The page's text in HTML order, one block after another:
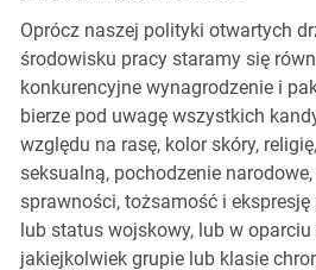
Oprócz naszej polityki otwartych
środowisku pracy staramy się
konkurencyjne wynagrodzenie i
bierze pod uwagę wszystkich
względu na rasę, kolor skóry,
seksualną, pochodzenie
sprawności, tożsamość i ekspresję
lub status wojskowy, lub w
jakiejkolwiek grupie lub klasie